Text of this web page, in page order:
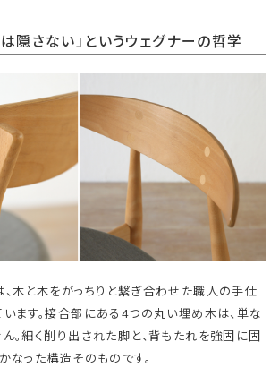
隠さない」というウェグナーの哲学
木と木をがっちりと繋ぎ合わせた職人の手仕
ます。接合部にある4つの丸い埋め木は、単な
。細く削り出された脚と、背もたれを強固に固
なった構造そのものです。